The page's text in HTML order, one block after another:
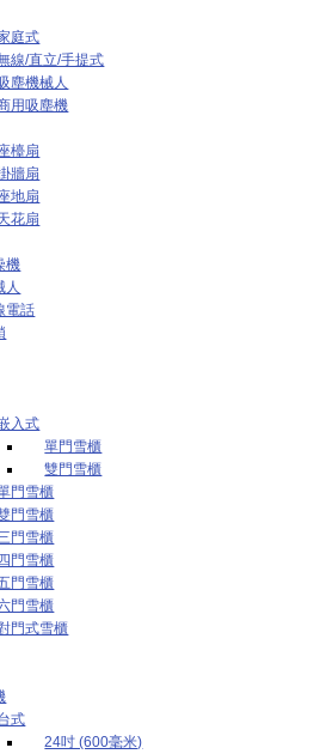
庭式
線/直立/手提式
塵機械人
用吸塵機
檯扇
牆扇
地扇
花扇
機
人
電話
入式
單門雪櫃
雙門雪櫃
門雪櫃
門雪櫃
門雪櫃
門雪櫃
門雪櫃
門雪櫃
門式雪櫃
式
24吋 (600毫米)